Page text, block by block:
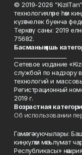
© 2019-2026
технологияләре һәм
күзәтчелек буенча
Теркәлү саны: 2019
75682.
Басманың яшь к
Сетевое издание
службой по надзору
технологий и
Регистрационный
2019 г.
Возрастная
Об использовании
Гамәлгә куючылары:
киңкүләм мәгълүмат
Республикасы»